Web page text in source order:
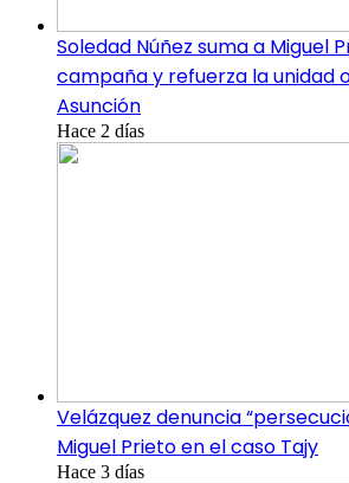
Soledad Núñez suma a Miguel
campaña y refuerza la unidad
Asunción
Hace 2 días
Velázquez denuncia
Miguel Prieto en el caso Tajy
Hace 3 días